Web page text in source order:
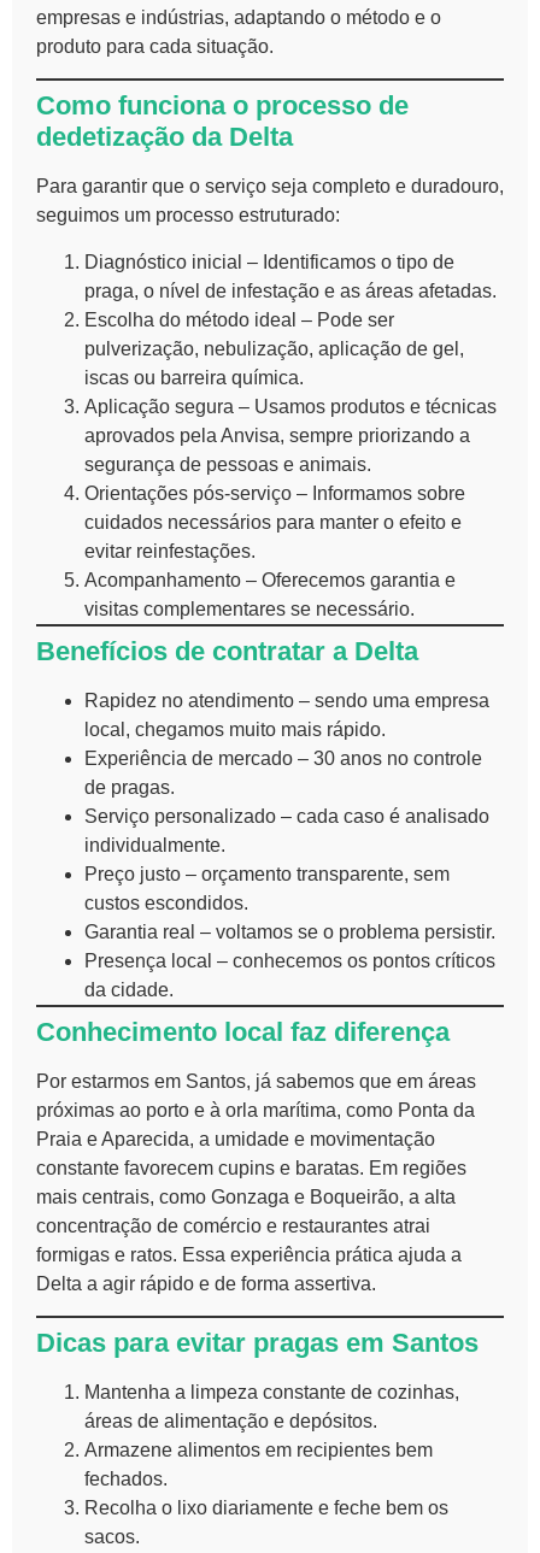
empresas e indústrias, adaptando o método e o
produto para cada situação.
Como funciona o processo de
dedetização da Delta
Para garantir que o serviço seja completo e duradouro,
seguimos um processo estruturado:
Diagnóstico inicial – Identificamos o tipo de
praga, o nível de infestação e as áreas afetadas.
Escolha do método ideal – Pode ser
pulverização, nebulização, aplicação de gel,
iscas ou barreira química.
Aplicação segura – Usamos produtos e técnicas
aprovados pela Anvisa, sempre priorizando a
segurança de pessoas e animais.
Orientações pós-serviço – Informamos sobre
cuidados necessários para manter o efeito e
evitar reinfestações.
Acompanhamento – Oferecemos garantia e
visitas complementares se necessário.
Benefícios de contratar a Delta
Rapidez no atendimento – sendo uma empresa
local, chegamos muito mais rápido.
Experiência de mercado – 30 anos no controle
de pragas.
Serviço personalizado – cada caso é analisado
individualmente.
Preço justo – orçamento transparente, sem
custos escondidos.
Garantia real – voltamos se o problema persistir.
Presença local – conhecemos os pontos críticos
da cidade.
Conhecimento local faz diferença
Por estarmos em Santos, já sabemos que em áreas
próximas ao porto e à orla marítima, como Ponta da
Praia e Aparecida, a umidade e movimentação
constante favorecem cupins e baratas. Em regiões
mais centrais, como Gonzaga e Boqueirão, a alta
concentração de comércio e restaurantes atrai
formigas e ratos. Essa experiência prática ajuda a
Delta a agir rápido e de forma assertiva.
Dicas para evitar pragas em Santos
Mantenha a limpeza constante de cozinhas,
áreas de alimentação e depósitos.
Armazene alimentos em recipientes bem
fechados.
Recolha o lixo diariamente e feche bem os
sacos.